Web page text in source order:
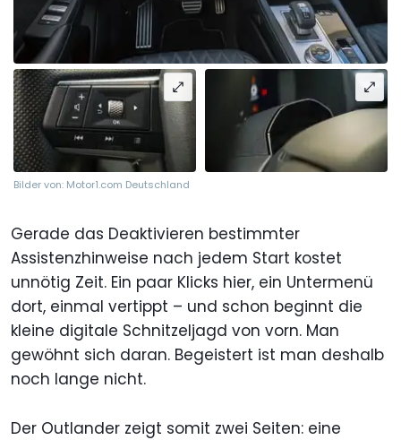
Bilder von: Motor1.com Deutschland
Gerade das Deaktivieren bestimmter
Assistenzhinweise nach jedem Start kostet
unnötig Zeit. Ein paar Klicks hier, ein Untermenü
dort, einmal vertippt – und schon beginnt die
kleine digitale Schnitzeljagd von vorn. Man
gewöhnt sich daran. Begeistert ist man deshalb
noch lange nicht.
Der Outlander zeigt somit zwei Seiten: eine